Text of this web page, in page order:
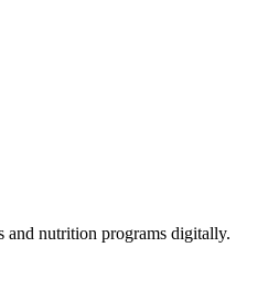
nutrition programs digitally.